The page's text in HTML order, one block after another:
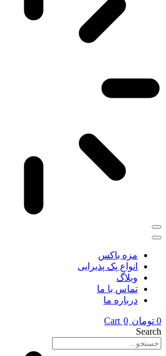
مزه باکس
انواع پک پذیرایی
وبلاگ
تماس با ما
درباره ما
0 تومان 0
Cart
Search